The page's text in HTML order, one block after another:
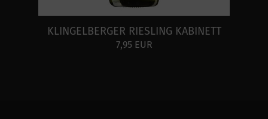
KLINGELBERGER RIESLING KABINETT
7,95 EUR